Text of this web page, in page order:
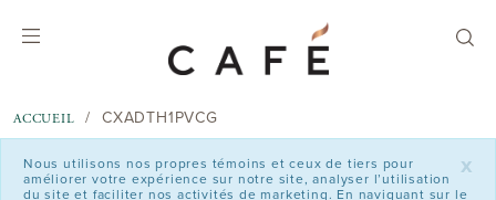
ACCUEIL CXADTH1PVCG
x
Nous utilisons nos propres témoins et ceux de tiers pour
améliorer votre expérience sur notre site, analyser l’utilisation
du site et faciliter nos activités de marketing. En naviguant sur le